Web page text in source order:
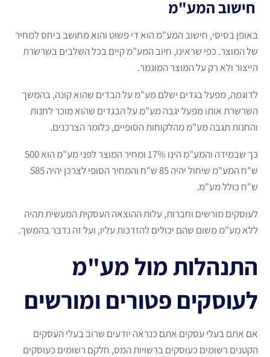
חישוב המע"מ
באופן בסיסי, חישוב המע"מ הוא די פשוט והוא מחושב ביחס למחיר
של המוצר. כפי שראינו, חיוב המע"מ קיים בכל השלבים בשרשרת
הייצור ולא רק על המוצר המוגמר.
לדוגמה, מפעל בגדים ישלם מע"מ על הבדים שהוא קונה, בהמשך
השרשרת אותו מפעל יגבה מע"מ על הבגדים שהוא מוכר לחנות
והחנות תגבה מע"מ מהלקוחות הסופיים, כלומר הצרכנים.
כך שבמידה והמע"מ הינו 17% ומחיר המוצר לפני מע"מ הוא 500
ש"ח המע"מ שיחול יהיה 85 ש"ח והמחיר הסופי לצרכן יהיה 585
ש"ח כולל מע"מ.
לעוסקים מורשים וחברות, עלות ההוצאה העסקית המעשית תהיה
ללא מע"מ משום שהם יכולים להזדכות עליו, ועל זה נדבר בהמשך.
התנהלות מול מע"מ
לעוסקים פטורים ומורשים
אם אתם בעלי עסקים אתם כנראה יודעים שרוב בעלי העסקים
הקטנים רשומים כעוסקים ברשויות המס, חלקם רשומים כעוסקים